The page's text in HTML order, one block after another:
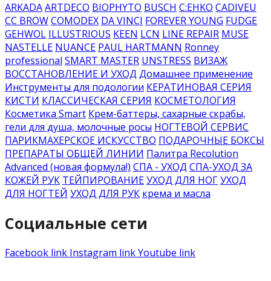
ARKADAARTDECO BIOPHYTO BUSCH C:EHKO CADIVEU
CC BROWCOMODEX DA VINCI FOREVER YOUNG FUDGE
GEHWOL ILLUSTRIOUS KEEN LCN LINE REPAIR MUSE
NASTELLE NUANCE PAUL HARTMANN Ronney
professional SMART MASTER UNSTRESS ВИЗАЖ
ВОССТАНОВЛЕНИЕ И УХОД Домашнее применение
Инструменты для подологии КЕРАТИНОВАЯ СЕРИЯ
КИСТИ КЛАССИЧЕСКАЯ СЕРИЯ КОСМЕТОЛОГИЯ
Косметика Smart Крем-баттеры, сахарные скрабы,
гели для душа, молочные росы НОГТЕВОЙ СЕРВИС
ПАРИКМАХЕРСКОЕ ИСКУССТВО ПОДАРОЧНЫЕ БОКСЫ
ПРЕПАРАТЫ ОБЩЕЙ ЛИНИИ Палитра Recolution
Advanced (новая формула!) СПА - УХОД СПА-УХОД ЗА
КОЖЕЙ РУК ТЕЙПИРОВАНИЕУХОД ДЛЯ НОГУХОД
ДЛЯ НОГТЕЙ УХОД ДЛЯ РУК крема и масла
Социальные сети
Facebook link Instagram linkYoutube link